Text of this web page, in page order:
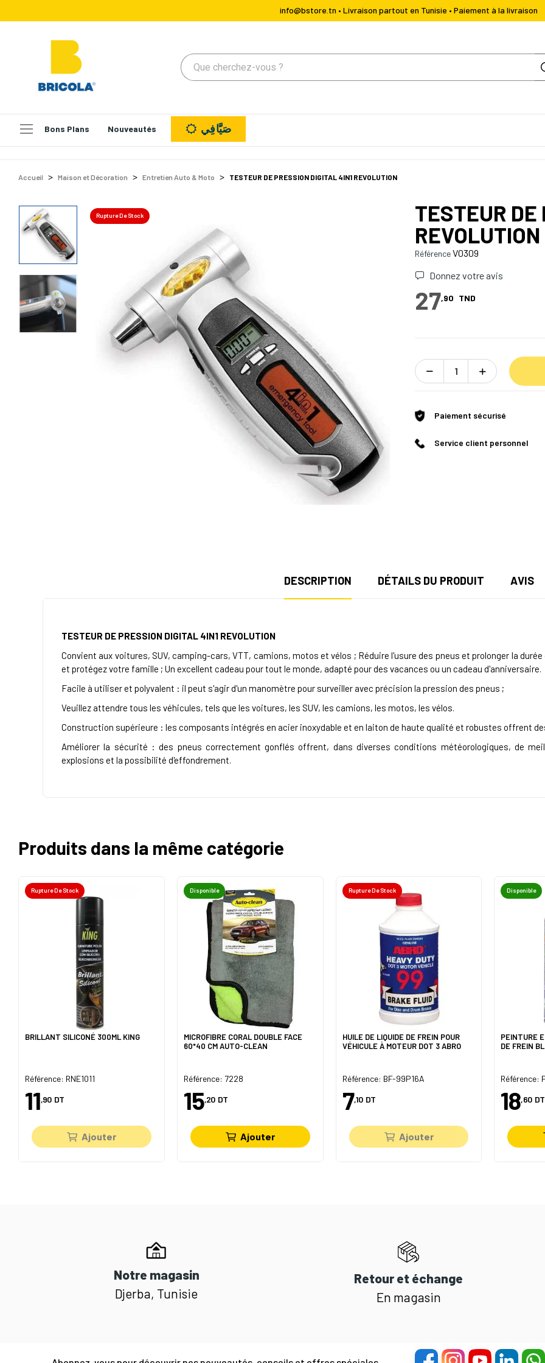
info@bstore.tn • Livraison partout en Tunisie • Paiement à la livraison
Bons Plans Nouveautés صَيَّافِي
Accueil Maison et Décoration Entretien Auto & Moto TESTEUR DE PRESSION DIGITAL 4IN1 REVOLUTION
Rupture De Stock
TESTEUR DE
REVOLUTION
RéférenceV0309
Donnez votre avis
27,90 TND
Paiement sécurisé
Service client personnel
DESCRIPTION DÉTAILS DU PRODUIT AVIS
TESTEUR DE PRESSION DIGITAL 4IN1 REVOLUTION
Convient aux voitures, SUV, camping-cars, VTT, camions, motos et vélos ; Réduire l'usure des pneus et prolonger la
et protégez votre famille ; Un excellent cadeau pour tout le monde, adapté pour des vacances ou un cadeau d'anniversaire.
Facile à utiliser et polyvalent : il peut s'agir d'un manomètre pour surveiller avec précision la pression des pneus ;
Veuillez attendre tous les véhicules, tels que les voitures, les SUV, les camions, les motos, les vélos.
Construction supérieure : les composants intégrés en acier inoxydable et en laiton de haute qualité et robustes offrent
Améliorer la sécurité : des pneus correctement gonflés offrent, dans diverses conditions météorologiques, de
explosions et la possibilité d'effondrement.
Produits dans la même catégorie
Rupture De Stock
BRILLANT SILICONÉ 300ML KING
Référence: RNE1011
11,90 DT
Ajouter
Disponible
MICROFIBRE CORAL DOUBLE FACE
60*40 CM AUTO-CLEAN
Référence: 7228
15,20 DT
Ajouter
Rupture De Stock
HUILE DE LIQUIDE DE FREIN POUR
VÉHICULE À MOTEUR DOT 3 ABRO
Référence: BF-99P16A
7,10 DT
Ajouter
Disponible
PEINTURE
DE FREIN
Référence:
18,60 DT
Notre magasin
Djerba, Tunisie
Retour et échange
En magasin